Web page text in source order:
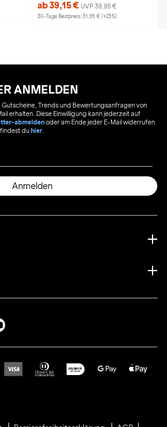
ab 39,15 € UVP 39,95 €
30-Tage Bestpreis: 31,95 € (+23%)
ANMELDEN
Trends und Bewertungsanfragen von
erhalten. Diese Einwilligung kann jederzeit auf
abmeldenoder am Ende jeder E-Mail widerrufen
duhier
Anmelden